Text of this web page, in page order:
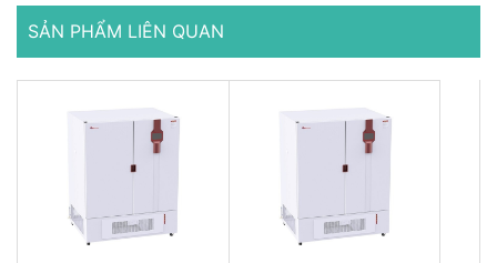
SẢN PHẨM LIÊN QUAN